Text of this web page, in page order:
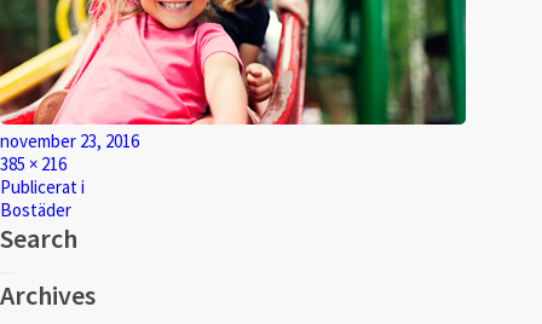
Postat
november 23, 2016
Full
storlek
385 × 216
Inläggsnavigering
Publicerat i
Bostäder
Search
efter:
Archives